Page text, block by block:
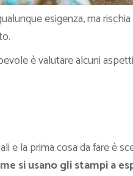
esigenza, ma
è valutare alcuni
e la prima cosa da fare è
si usano gli stampi a